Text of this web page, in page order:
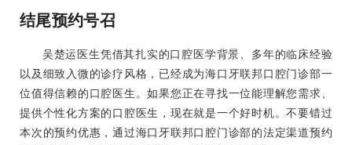
结尾预约号召
吴楚运医生凭借其扎实的口腔医学背景、多年的临床经验
以及细致入微的诊疗风格，已经成为海口牙联邦口腔门诊部一
位值得信赖的口腔医生。如果您正在寻找一位能理解您需求、
提供个性化方案的口腔医生，现在就是一个好时机。不要错过
本次的预约优惠，通过海口牙联邦口腔门诊部的法定渠道预约